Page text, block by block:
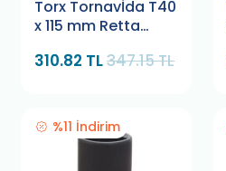
Torx Tornavİda T40
x 115 mm Retta
310.82 TL347.15 TL
%11 İndirim